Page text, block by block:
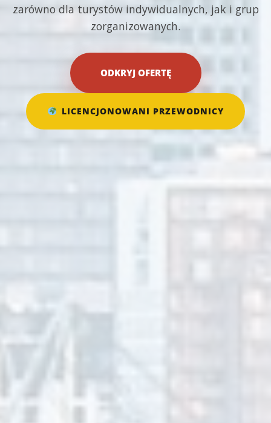
zarówno dla turystów indywidualnych, jak i grup
zorganizowanych.
ODKRYJ OFERTĘ
LICENCJONOWANI PRZEWODNICY